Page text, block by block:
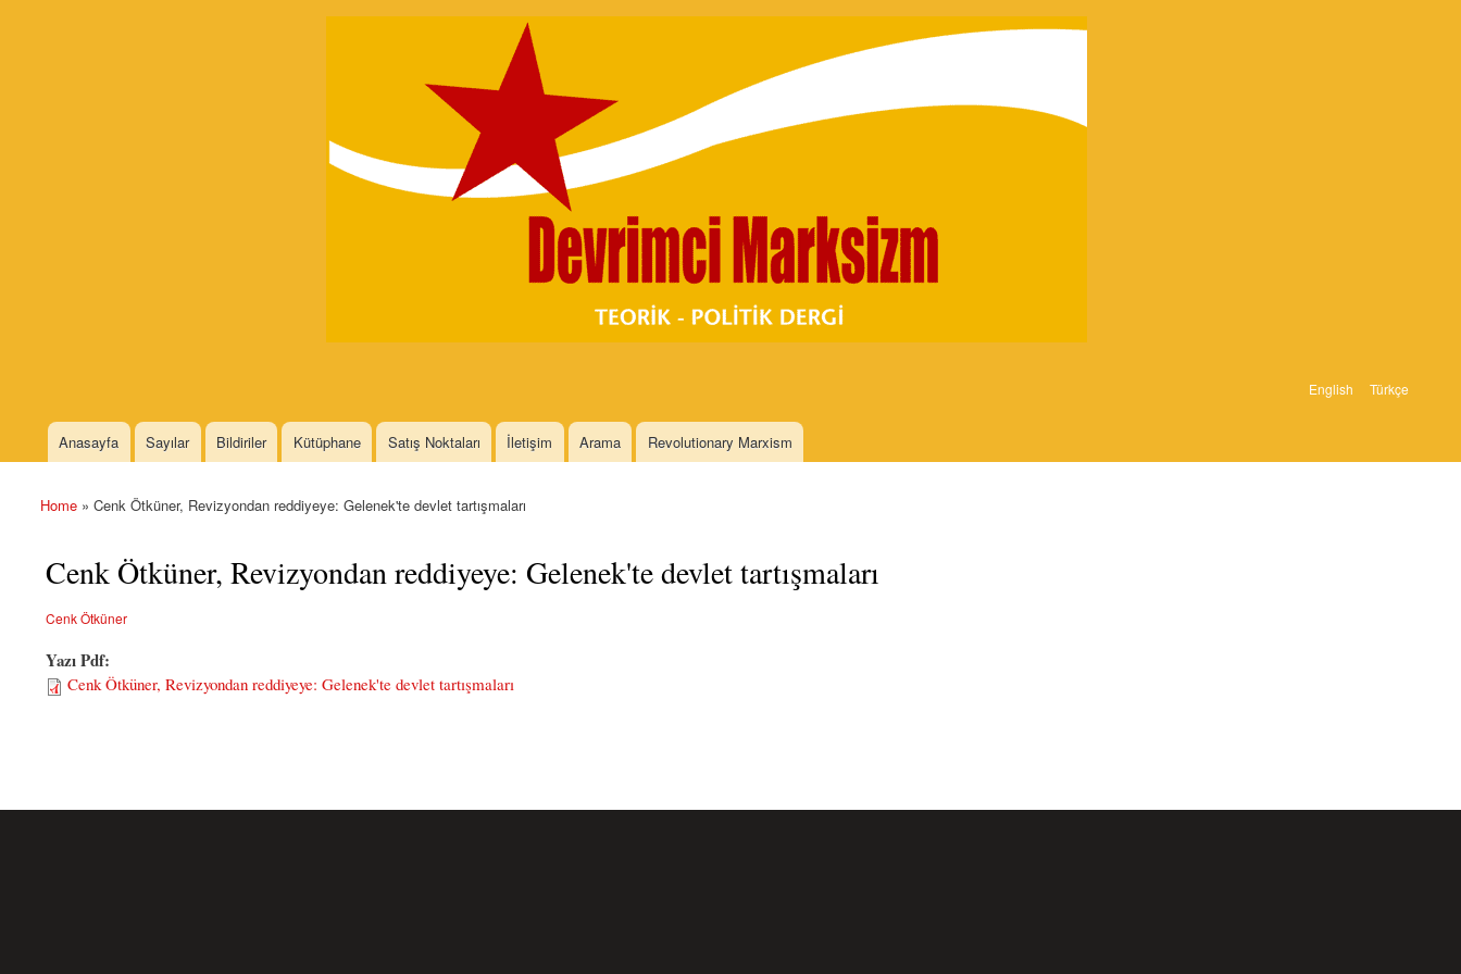
Skip to
English Türkçe
Main menu
Anasayfa Sayılar Bildiriler Kütüphane Satış Noktaları İletişim Arama Revolutionary Marxism
You are here
Home » Cenk Ötküner, Revizyondan reddiyeye: Gelenek'te devlet tartışmaları
Cenk Ötküner, Revizyondan reddiyeye: Gelenek'te devlet tartışmaları
Cenk Ötküner
Yazı Pdf:
Cenk Ötküner, Revizyondan reddiyeye: Gelenek'te devlet tartışmaları